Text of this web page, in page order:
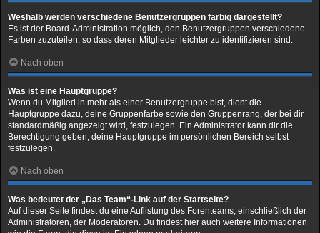
Weshalb werden verschiedene Benutzergruppen farbig dargestellt?
Es ist der Board-Administration möglich, den Benutzergruppen verschiedene
Farben zuzuteilen, so dass deren Mitglieder leichter zu identifizieren sind.
Nach oben
Was ist eine Hauptgruppe?
Wenn du Mitglied in mehr als einer Benutzergruppe bist, dient die
Hauptgruppe dazu, deine Gruppenfarbe sowie den Gruppenrang, der bei dir
standardmäßig angezeigt wird, festzulegen. Ein Administrator kann dir die
Berechtigung geben, deine Hauptgruppe im persönlichen Bereich selbst
festzulegen.
Nach oben
Was bedeutet der „Das Team“-Link auf der Startseite?
Auf dieser Seite findest du eine Auflistung des Forenteams, einschließlich der
Administratoren, der Moderatoren. Du findest hier auch weitere Informationen